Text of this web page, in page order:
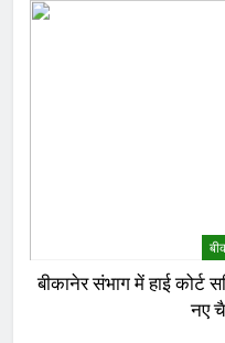
बीकानेर संभाग में हाई कोर्ट
नए